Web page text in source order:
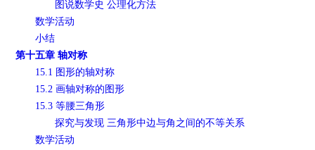
图说数学史 公理化方法
数学活动
小结
第十五章 轴对称
15.1 图形的轴对称
15.2 画轴对称的图形
15.3 等腰三角形
探究与发现 三角形中边与角之间的不等关系
数学活动